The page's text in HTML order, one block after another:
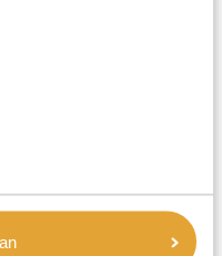
niet erg? En wil je
is het